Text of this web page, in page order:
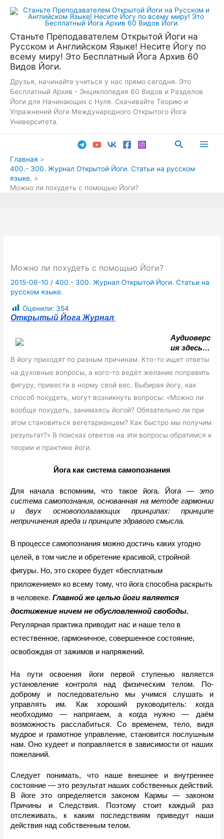
Перейти
Станьте Преподавателем Открытой Йоги на
Русском и Английском Языке! Несите Йогу по
всему миру! Это Бесплатный Йога Архив 60
Видов Йоги.
Друзья, начинайте учиться у нас прямо сегодня. Это
Бесплатный Архив - Энциклопедия 60 Видов и Разделов
Йоги для Начинающих с Нуля. Скачивайте Теорию и
Упражнений Йоги Международного Открытого Йога
Университета.
Поиск
Главная
400.- 300. Журнал Открытой Йоги. Статьи на русском
языке.
Можно ли похудеть с помощью Йоги?
Можно ли похудеть с помощью Йоги?
2015-06-10 /400.- 300. Журнал Открытой Йоги. Статьи на
русском языке.
Оценили: 354
Открытый Йога Журнал
Аудиоверс
ия здесь…
В йогу приходят по разным причинам. Кто-то ищет ответы
на духовные вопросы, а кого-то ведёт желание поправить
фигуру, привести в норму свой вес. Выбирая йогу, как
способ похудеть, могут возникнуть вопросы: «Можно ли
вообще похудеть, занимаясь йогой? Обязательно ли при
этом становиться вегетарианцем? Как быстро мы получим
результат?» В поисках ответов на эти вопросы обратимся к
теории и практике йоги.
Йога как система самопознания
Для начала вспомним, что такое йога. Йога — это
система самопознания, основанная на методе гармонии
и двух основополагающих принципах: принципе
непричинения вреда и принципе здравого смысла.
В процессе самопознания можно достичь каких угодно
целей, в том числе и обретение красивой, стройной
фигуры. Но, это скорее будет «бесплатным
приложением» ко всему тому, что йога способна раскрыть
в человеке. Главной же целью йоги является
достижение ничем не обусловленной свободы.
Регулярная практика приводит нас и наше тело в
естественное, гармоничное, совершенное состояние,
освобождая от зажимов и напряжений.
На пути освоения йоги первой ступенью является
установление контроля над физическим телом. По-
доброму и последовательно мы учимся слушать и
управлять им. Как хороший руководитель: когда
необходимо — напрягаем, а когда нужно — даём
возможность расслабиться. Со временем, тело, видя
мудрое и грамотное управление, становится послушным
нам. Оно худеет и поправляется в зависимости от наших
пожеланий.
Следует понимать, что наше внешнее и внутреннее
состояние — это результат наших собственных действий.
В йоге это определяется законом Кармы — законом
Причины и Следствия. Поэтому стоит каждый раз
отслеживать, к каким последствиям приведут наши
действия над собственным телом.